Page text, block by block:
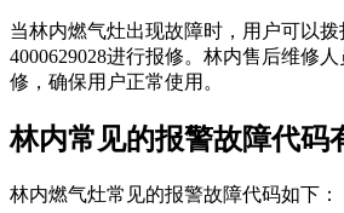
当林内燃气灶出现故障时，用户可以拨
4000629028进行报修。林内售后维修
修，确保用户正常使用。
林内常见的报警故障代码
林内燃气灶常见的报警故障代码如下：